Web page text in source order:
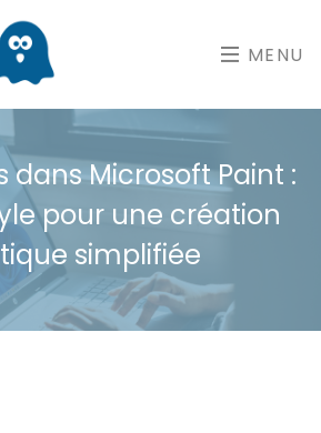
MENU
dans Microsoft Paint :
pour une création
simplifiée